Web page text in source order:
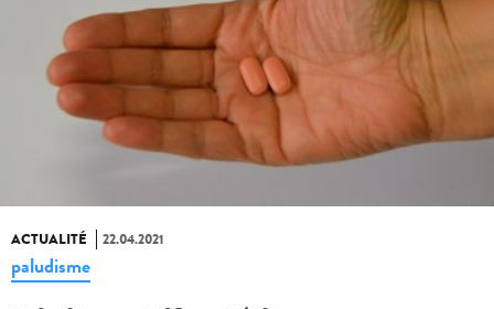
ACTUALITÉ 22.04.2021
paludisme